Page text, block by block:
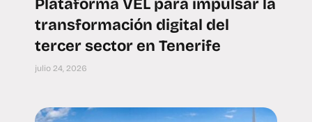
Plataforma VEL para impulsar la
transformación digital del
tercer sector en Tenerife
julio 24, 2026